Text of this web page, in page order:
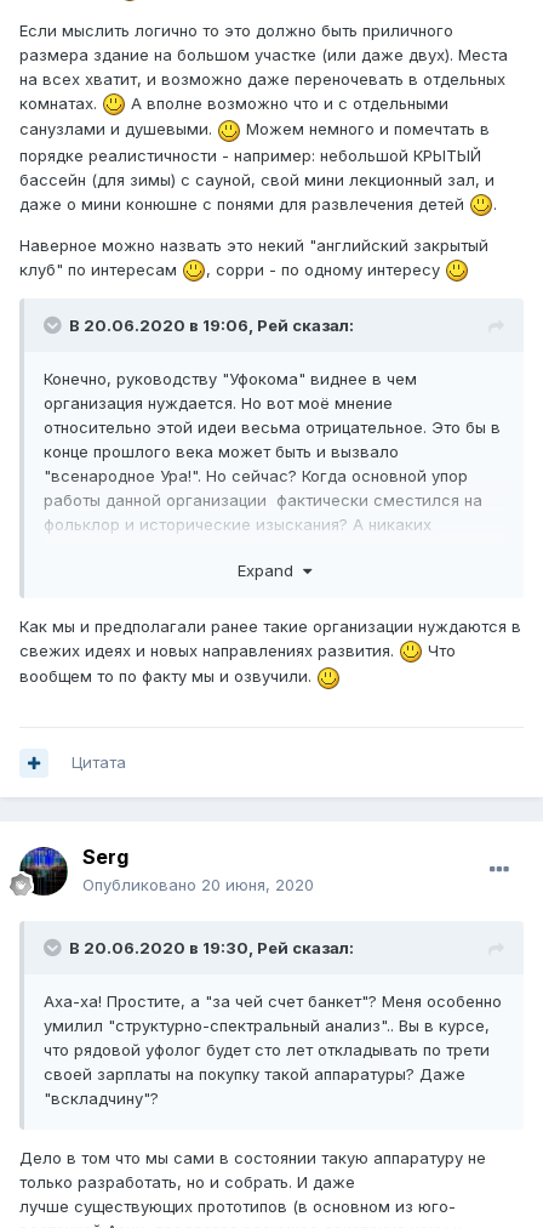
Если мыслить логично то это должно быть приличного
размера здание на большом участке (или даже двух). Места
на всех хватит, и возможно даже переночевать в отдельных
комнатах.
А вполне возможно что и с отдельными
санузлами и душевыми.
Можем немного и помечтать в
порядке реалистичности - например: небольшой КРЫТЫЙ
бассейн (для зимы) с сауной, свой мини лекционный зал, и
даже о мини конюшне с понями для развлечения детей
.
Наверное можно назвать это некий "английский закрытый
клуб" по интересам
, сорри - по одному интересу
В 20.06.2020 в 19:06, Рей сказал:
Конечно, руководству "Уфокома" виднее в чем
организация нуждается. Но вот моё мнение
относительно этой идеи весьма отрицательное. Это бы в
конце прошлого века может быть и вызвало
"всенародное Ура!". Но сейчас? Когда основной упор
работы данной организации фактически сместился на
фольклор и исторические изыскания? А никаких
Expand
Как мы и предполагали ранее такие организации нуждаются в
свежих идеях и новых направлениях развития.
Что
вообщем то по факту мы и озвучили.
Цитата
Serg
Опубликовано 20 июня, 2020
В 20.06.2020 в 19:30, Рей сказал:
Аха-ха! Простите, а "за чей счет банкет"? Меня особенно
умилил "структурно-спектральный анализ".. Вы в курсе,
что рядовой уфолог будет сто лет откладывать по трети
своей зарплаты на покупку такой аппаратуры? Даже
"вскладчину"?
Дело в том что мы сами в состоянии такую аппаратуру не
только разработать, но и собрать. И даже
лучше существующих прототипов (в основном из юго-